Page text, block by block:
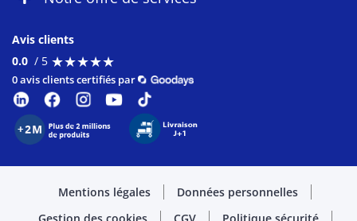
Avis clients
0.0 / 5 ★★★★★
★★★★★
0 avis clients certifiés par
Mentions légales
Données personnelles